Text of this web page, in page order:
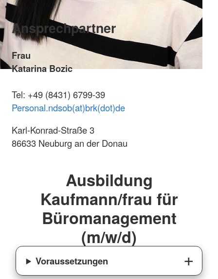
Ansprechpartner
Frau
Katarina Bozic
Tel: +49 (8431) 6799-39
Personal.ndsob(at)brk(dot)de
Karl-Konrad-Straße 3
86633 Neuburg an der Donau
Ausbildung
Kaufmann/frau für
Büromanagement
(m/w/d)
Voraussetzungen